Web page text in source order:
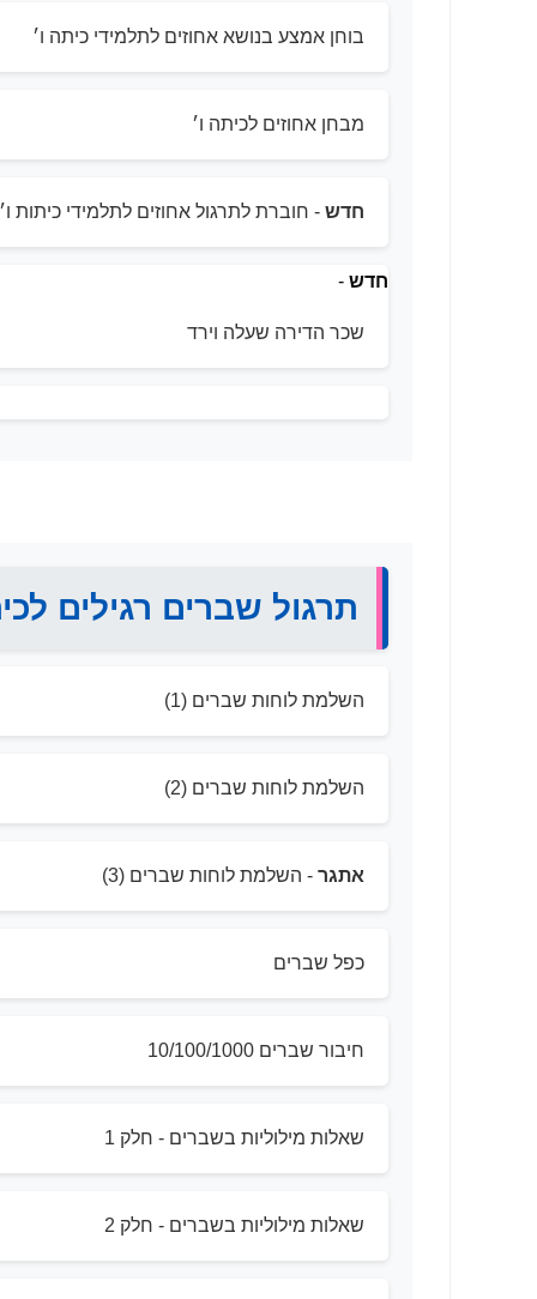
בוחן אמצע בנושא אחוזים לתלמידי כיתה ו׳
מבחן אחוזים לכיתה ו׳
חדש - חוברת לתרגול אחוזים לתלמידי כיתות ו׳
חדש -
שכר הדירה שעלה וירד
תרגול שברים רגילים
השלמת לוחות שברים (1)
השלמת לוחות שברים (2)
אתגר - השלמת לוחות שברים (3)
כפל שברים
חיבור שברים 10/100/1000
שאלות מילוליות בשברים - חלק 1
שאלות מילוליות בשברים - חלק 2